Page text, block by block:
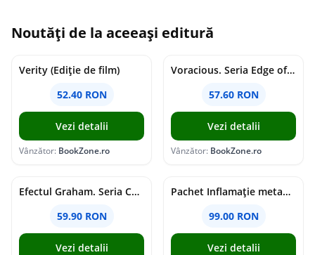
Noutăți de la aceeași editură
Verity (Ediție de film)
52.40 RON
Vezi detalii
Vânzător: BookZone.ro
Voracious. Seria Edge of Darkness Vol.2
57.60 RON
Vezi detalii
Vânzător: BookZone.ro
Efectul Graham. Seria Campus Diaries Vol.1
59.90 RON
Vezi detalii
Pachet Inflamație metabolism și creier
99.00 RON
Vezi detalii